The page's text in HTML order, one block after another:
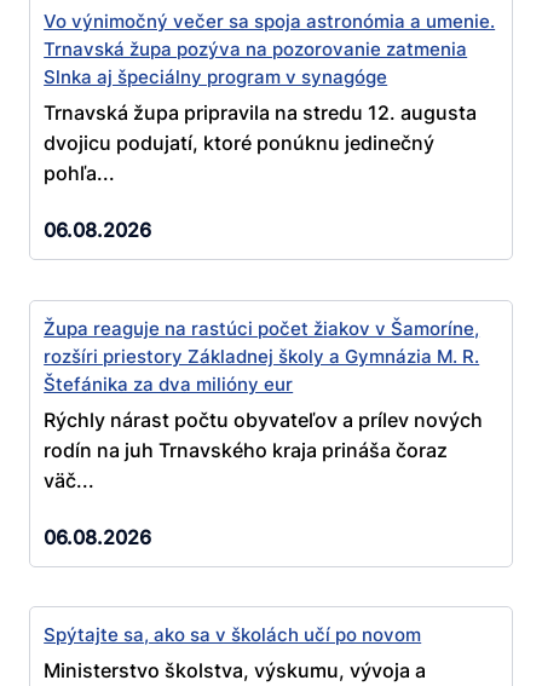
Vo výnimočný večer sa spoja astronómia a umenie.
Trnavská župa pozýva na pozorovanie zatmenia
Slnka aj špeciálny program v synagóge
Trnavská župa pripravila na stredu 12. augusta
dvojicu podujatí, ktoré ponúknu jedinečný
pohľa...
06.08.2026
Župa reaguje na rastúci počet žiakov v Šamoríne,
rozšíri priestory Základnej školy a Gymnázia M. R.
Štefánika za dva milióny eur
Rýchly nárast počtu obyvateľov a prílev nových
rodín na juh Trnavského kraja prináša čoraz
väč...
06.08.2026
Spýtajte sa, ako sa v školách učí po novom
Ministerstvo školstva, výskumu, vývoja a